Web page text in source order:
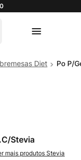
Diet Po P/
Stevia
Stevia